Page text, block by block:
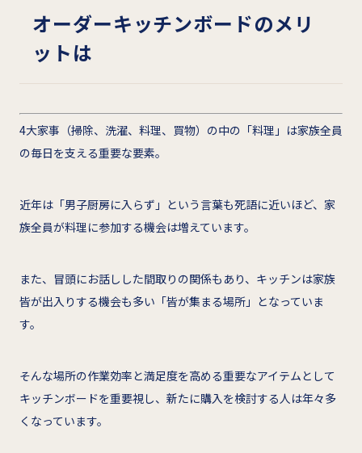
オーダーキッチンボードのメリ
ットは
4大家事（掃除、洗濯、料理、買物）の中の「料理」は家族全員
の毎日を支える重要な要素。
近年は「男子厨房に入らず」という言葉も死語に近いほど、家
族全員が料理に参加する機会は増えています。
また、冒頭にお話しした間取りの関係もあり、キッチンは家族
皆が出入りする機会も多い「皆が集まる場所」となっていま
す。
そんな場所の作業効率と満足度を高める重要なアイテムとして
キッチンボードを重要視し、新たに購入を検討する人は年々多
くなっています。